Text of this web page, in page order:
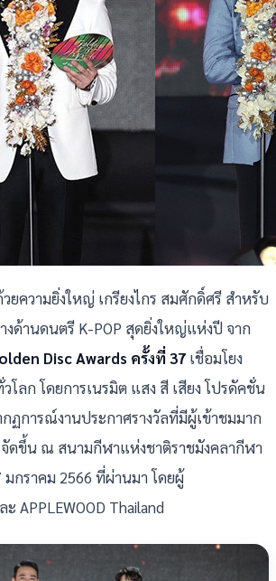
ยความยิ่งใหญ่ เกรียงไกร สมศักดิ์ศรี สำหรับ
งด้านดนตรี K-POP สุดยิ่งใหญ่แห่งปี จาก
Disc Awards ครั้งที่ 37 เชื่อมโยง
โลก โดยการเนรมิต แสง สี เสียง โปรดัคชั่น
กฏการณ์งานประกาศรางวัลที่มีผู้เข้าชมมาก
ดขึ้น ณ สนามกีฬาแห่งชาติราชมังคลากีฬา
มกราคม 2566 ที่ผ่านมา โดยผู้
ะ APPLEWOOD Thailand